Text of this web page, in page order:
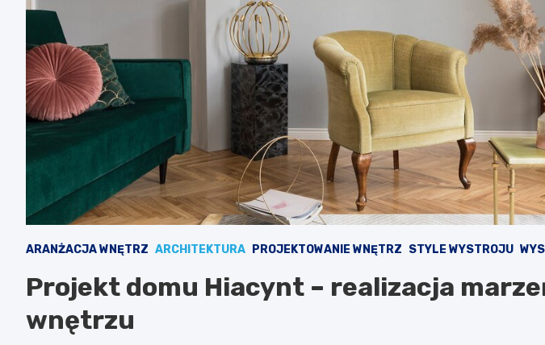
ARANŻACJA WNĘTRZ ARCHITEKTURA PROJEKTOWANIE WNĘTRZ STYLE WYSTROJU
Projekt domu Hiacynt – realizacja
wnętrzu